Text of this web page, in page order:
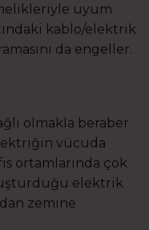
uyum
kablo/elektrik
da engeller.
olmakla beraber
vücuda
ortamlarında çok
elektrik
zemine